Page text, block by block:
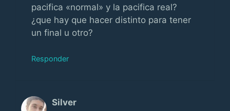
pacifica «normal» y la pacifica real?
¿que hay que hacer distinto para tener
un final u otro?
Responder
Silver